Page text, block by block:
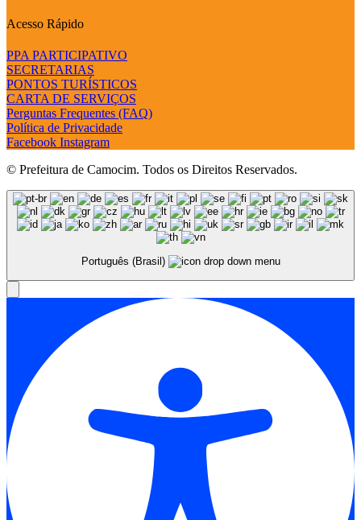
Acesso Rápido
PPA PARTICIPATIVO
SECRETARIAS
PONTOS TURÍSTICOS
CARTA DE SERVIÇOS
Perguntas Frequentes (FAQ)
Política de Privacidade
Facebook Instagram
© Prefeitura de Camocim. Todos os Direitos Reservados.
Português (Brasil)